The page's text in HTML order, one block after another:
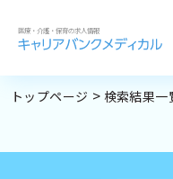
求人閲覧履歴
トップページ 検索結果一